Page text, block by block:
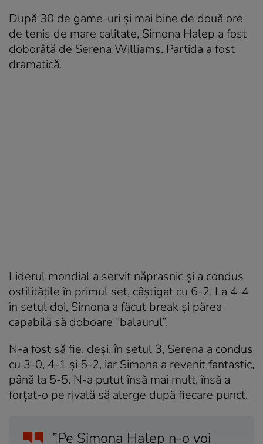
După 30 de game-uri și mai bine de două ore
de tenis de mare calitate, Simona Halep a fost
doborâtă de Serena Williams. Partida a fost
dramatică.
Liderul mondial a servit năprasnic și a condus
ostilitățile în primul set, câștigat cu 6-2. La 4-4
în setul doi, Simona a făcut break și părea
capabilă să doboare ”balaurul”.
N-a fost să fie, deși, în setul 3, Serena a condus
cu 3-0, 4-1 și 5-2, iar Simona a revenit fantastic,
până la 5-5. N-a putut însă mai mult, însă a
forțat-o pe rivală să alerge după fiecare punct.
”Pe Simona Halep n-o voi